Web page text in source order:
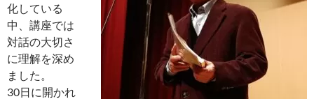
化している
中、講座では
対話の大切さ
に理解を深め
ました。
30日に開かれ